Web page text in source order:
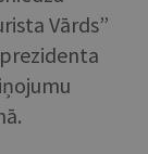
Vārds”